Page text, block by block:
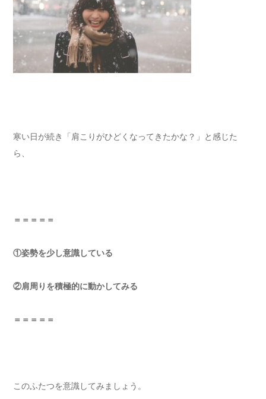
寒い日が続き「肩こりがひどくなってきたかな？」と感じた
ら、
＝＝＝＝＝
①姿勢を少し意識している
②肩周りを積極的に動かしてみる
＝＝＝＝＝
このふたつを意識してみましょう。